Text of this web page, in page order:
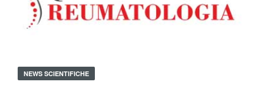
NEWS SCIENTIFICHE